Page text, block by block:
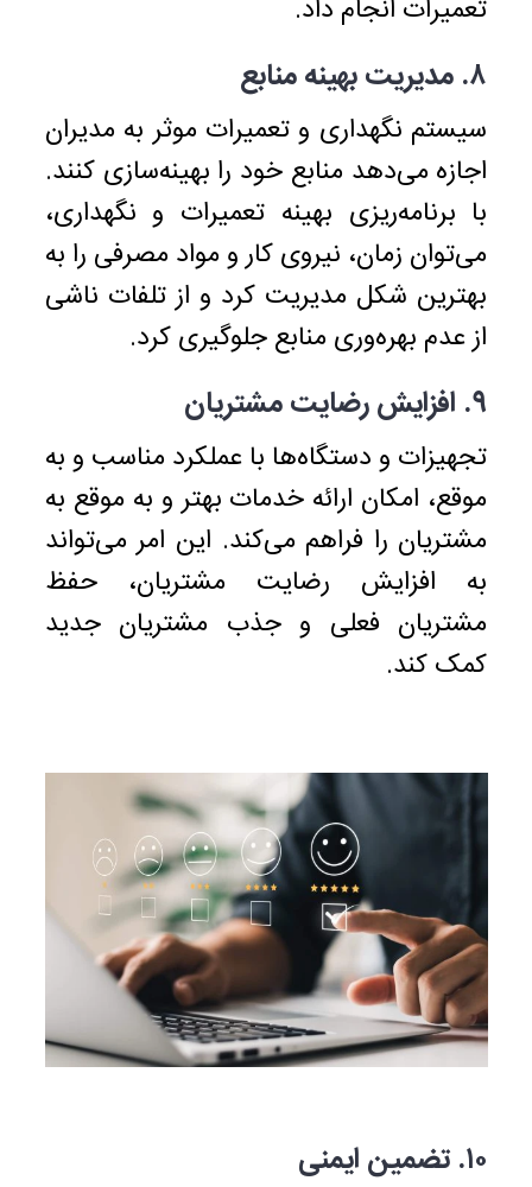
تعمیرات انجام داد.
۸. مدیریت بهینه منابع
سیستم نگهداری و تعمیرات موثر به مدیران
اجازه می‌دهد منابع خود را بهینه‌سازی کنند.
با برنامه‌ریزی بهینه تعمیرات و نگهداری،
می‌توان زمان، نیروی کار و مواد مصرفی را به
بهترین شکل مدیریت کرد و از تلفات ناشی
از عدم بهره‌وری منابع جلوگیری کرد.
۹. افزایش رضایت مشتریان
تجهیزات و دستگاه‌ها با عملکرد مناسب و به
موقع، امکان ارائه خدمات بهتر و به موقع به
مشتریان را فراهم می‌کند. این امر می‌تواند
به افزایش رضایت مشتریان، حفظ
مشتریان فعلی و جذب مشتریان جدید
کمک کند.
۱۰. تضمین ایمنی